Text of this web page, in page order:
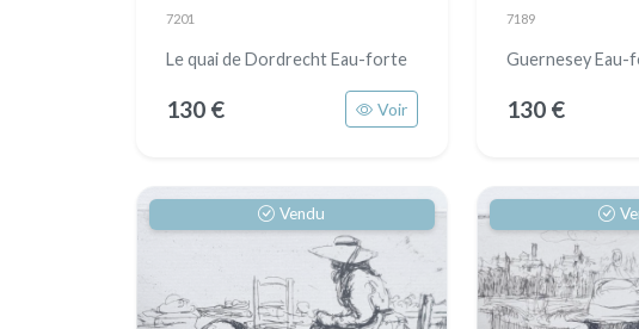
7201
Le quai de Dordrecht Eau-forte
130 € Voir
7189
Guernesey
130 €
Vendu